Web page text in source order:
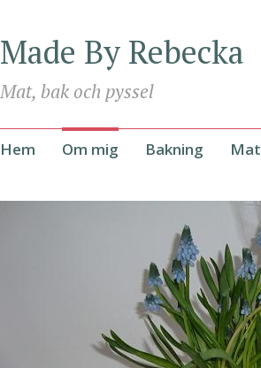
Made By Rebecka
Mat, bak och pyssel
Hoppa
Hem Om mig Bakning Mat